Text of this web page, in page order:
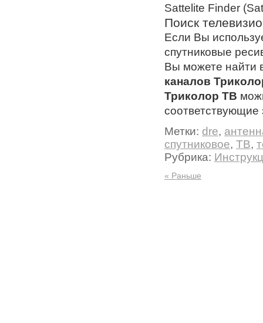
Sattelite Finder
Поиск
Если Вы
спутниковые
Вы можете найти
каналов
Триколор ТВ
Метки: dre,
спутниковое, ТВ,
Рубрика:
« Раньше